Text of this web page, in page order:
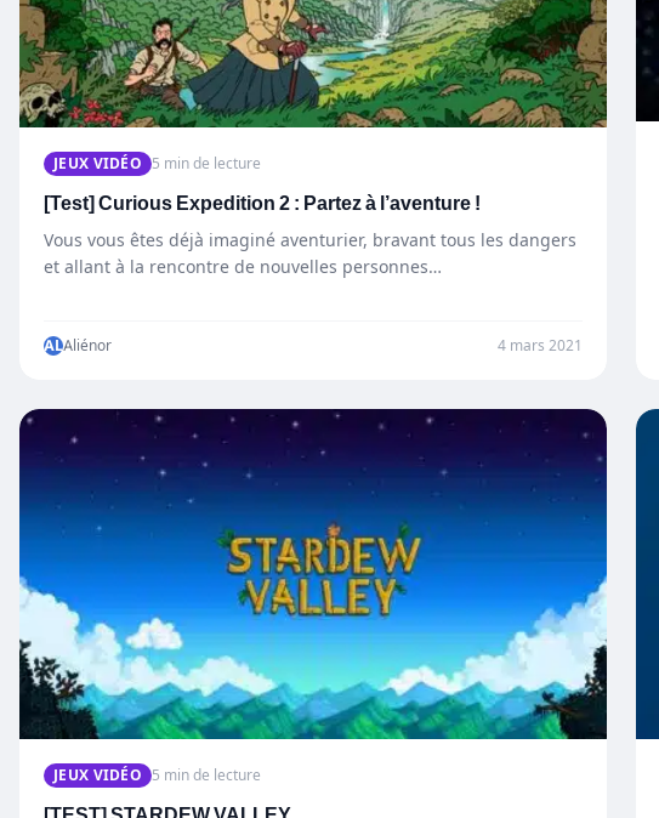
JEUX VIDÉO 5 min de lecture
[Test] Curious Expedition 2 : Partez à l’aventure !
Vous vous êtes déjà imaginé aventurier, bravant tous les dangers
et allant à la rencontre de nouvelles personnes…
ALAliénor 4 mars 2021
JEUX VIDÉO 5 min de lecture